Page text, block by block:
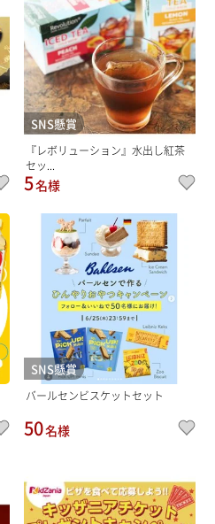
SNS懸賞
『レボリューション』水出し紅茶
セッ...
5名様
SNS懸賞
バールセンビスケットセット
50名様